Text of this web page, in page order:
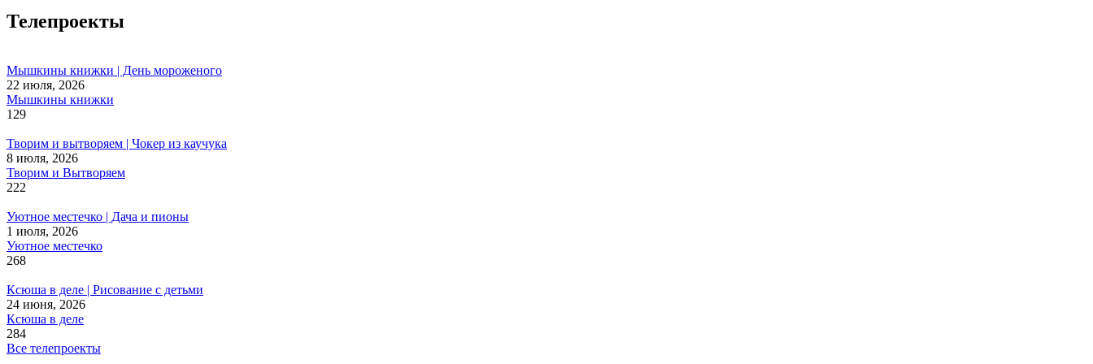
Телепроекты
Мышкины книжки | День мороженого
22 июля, 2026
Мышкины книжки
129
Творим и вытворяем | Чокер из каучука
8 июля, 2026
Творим и Вытворяем
222
Уютное местечко | Дача и пионы
1 июля, 2026
Уютное местечко
268
Ксюша в деле | Рисование с детьми
24 июня, 2026
Ксюша в деле
284
Все телепроекты